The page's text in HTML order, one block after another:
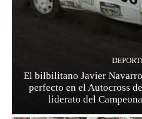
El bilbilitano Javier
perfecto en el Autocross
liderato del